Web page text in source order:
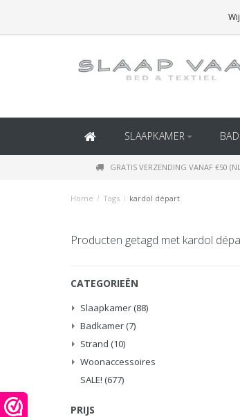
(BINNEN
SLAAPKAMER
GRATIS VERZENDING VANAF €50
Home / Tags / kardol départ
Producten getagd met kardol
CATEGORIEËN
Slaapkamer (88)
Badkamer (7)
Strand (10)
Woonaccessoires
SALE! (677)
PRIJS